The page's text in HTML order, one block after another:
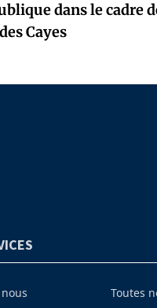
dans le cadre
Cayes
Toutes